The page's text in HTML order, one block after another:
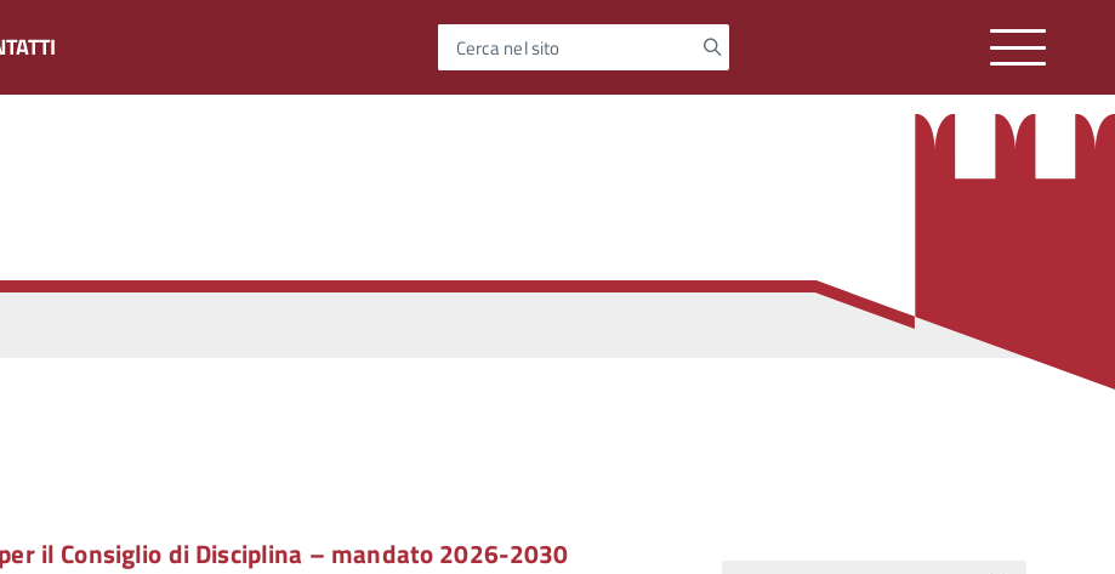
Cerca nel sito
il Consiglio di Disciplina – mandato 2026-2030